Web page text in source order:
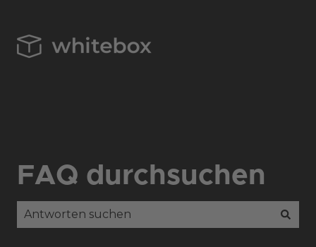
FAQ durchsuchen